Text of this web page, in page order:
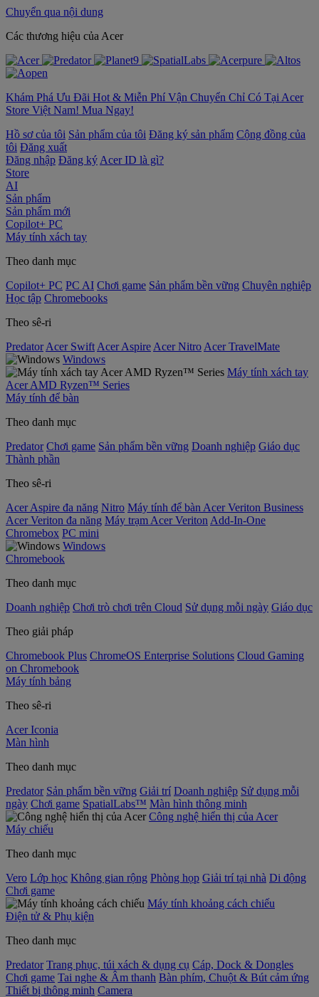
Chuyển qua nội dung
‌Các thương hiệu của Acer
Khám Phá Ưu Đãi Hot & Miễn Phí Vận Chuyển Chỉ Có Tại Acer
Store Việt Nam! Mua Ngay!
Hồ sơ của tôi Sản phẩm của tôi Đăng ký sản phẩm Cộng đồng của
tôi Đăng xuất
Đăng nhập Đăng ký Acer ID là gì?
Store
AI
Sản phẩm
Sản phẩm mới
Copilot+ PC
Máy tính xách tay
Theo danh mục
Copilot+ PC PC AI Chơi game Sản phẩm bền vững Chuyên nghiệp
Học tập Chromebooks
Theo sê-ri
Predator Acer Swift Acer Aspire Acer Nitro Acer TravelMate
Windows
Máy tính xách tay
Acer AMD Ryzen™ Series
Máy tính để bàn
Theo danh mục
Predator Chơi game Sản phẩm bền vững Doanh nghiệp Giáo dục
Thành phần
Theo sê-ri
Acer Aspire đa năng Nitro Máy tính để bàn Acer Veriton Business
Acer Veriton đa năng Máy trạm Acer Veriton Add-In-One
Chromebox PC mini
Windows
Chromebook
Theo danh mục
Doanh nghiệp Chơi trò chơi trên Cloud Sử dụng mỗi ngày Giáo dục
Theo giải pháp
Chromebook Plus ChromeOS Enterprise Solutions Cloud Gaming
on Chromebook
Máy tính bảng
Theo sê-ri
Acer Iconia
Màn hình
Theo danh mục
Predator Sản phẩm bền vững Giải trí Doanh nghiệp Sử dụng mỗi
ngày Chơi game SpatialLabs™ Màn hình thông minh
Công nghệ hiển thị của Acer
Máy chiếu
Theo danh mục
Vero Lớp học Không gian rộng Phòng họp Giải trí tại nhà Di động
Chơi game
Máy tính khoảng cách chiếu
Điện tử & Phụ kiện
Theo danh mục
Predator Trang phục, túi xách & dụng cụ Cáp, Dock & Dongles
Chơi game Tai nghe & Âm thanh Bàn phím, Chuột & Bút cảm ứng
Thiết bị thông minh Camera